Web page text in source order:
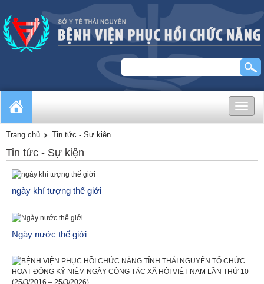
Toggle
Trang chủ Tin tức - Sự kiện
Tin tức - Sự kiện
ngày khí tượng thế giới
Ngày nước thế giới